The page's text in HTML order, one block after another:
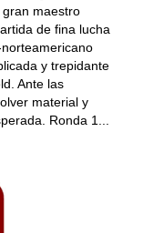
maestro
de fina lucha
y trepidante
Ante las
material y
Ronda 1...